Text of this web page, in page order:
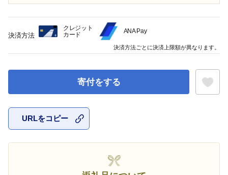
寄付をする
URLをコピー
決済方法
クレジット
カード
ANA Pay
決済方法ごとに決済上限額が異なります。